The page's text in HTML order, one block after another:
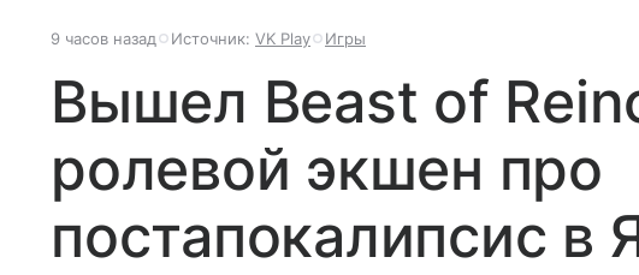
9 часов назад Источник: VK Play Игры
Вышел Beast of
ролевой экшен про
постапокалипсис в